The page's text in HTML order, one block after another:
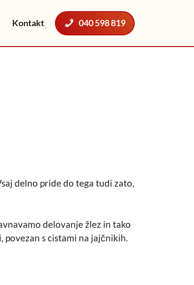
Kontakt 040 598 819
delno pride do tega tudi zato,
delovanje žlez in tako
s cistami na jajčnikih.